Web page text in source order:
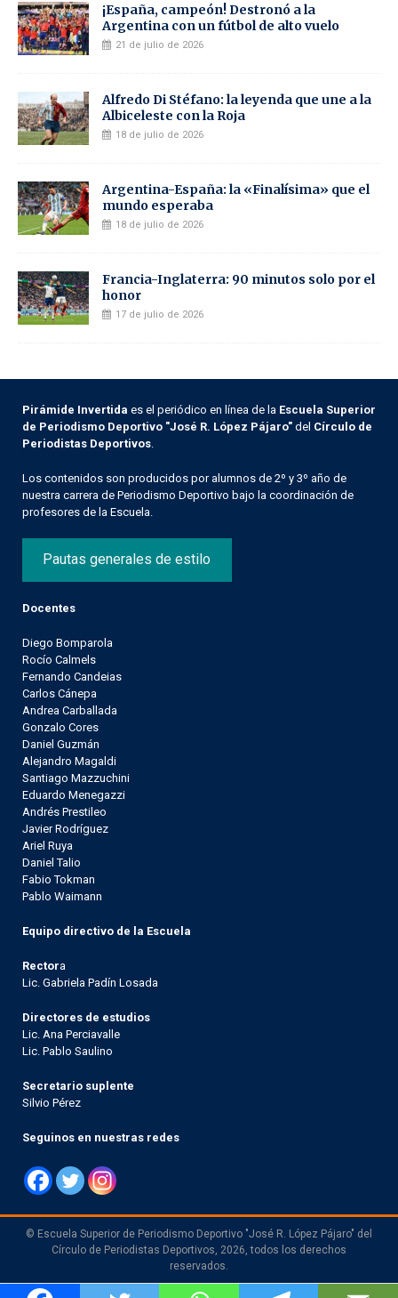
¡España, campeón! Destronó a la
Argentina con un fútbol de alto vuelo
21 de julio de 2026
Alfredo Di Stéfano: la leyenda que une a la
Albiceleste con la Roja
18 de julio de 2026
Argentina-España: la «Finalísima» que el
mundo esperaba
18 de julio de 2026
Francia-Inglaterra: 90 minutos solo por el
honor
17 de julio de 2026
Pirámide Invertida es el periódico en línea de la Escuela Superior
de Periodismo Deportivo "José R. López Pájaro" del Círculo de
Periodistas Deportivos
Los contenidos son producidos por alumnos de 2º y 3º año de
nuestra carrera de Periodismo Deportivo bajo la coordinación de
profesores de la Escuela.
Pautas generales de estilo
Docentes
Diego Bomparola
Rocío Calmels
Fernando Candeias
Carlos Cánepa
Andrea Carballada
Gonzalo Cores
Daniel Guzmán
Alejandro Magaldi
Santiago Mazzuchini
Eduardo Menegazzi
Andrés Prestileo
Javier Rodríguez
Ariel Ruya
Daniel Talio
Fabio Tokman
Pablo Waimann
Equipo directivo de la Escuela
Rectora
Lic. Gabriela Padín Losada
Directores de estudios
Lic. Ana Perciavalle
Lic. Pablo Saulino
Secretario suplente
Silvio Pérez
Seguinos en nuestras redes
© Escuela Superior de Periodismo Deportivo "José R. López Pájaro" del
Círculo de Periodistas Deportivos, 2026, todos los derechos
reservados.